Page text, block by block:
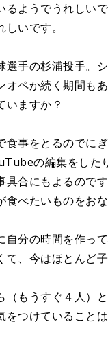
るようでうれしい
いです。
手の杉浦投手。
オペか続く期間も
いますか？
事をとるのでに
の編集をした
具合にもよるので
食べたいものをお
自分の時間を作っ
、今はほとんど
もうすぐ４人）
をつけていること